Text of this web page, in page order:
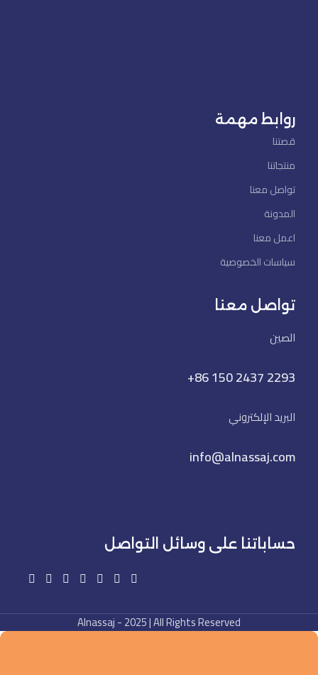
روابط مهمة
قصتنا
منتجاتنا
تواصل معنا
المدونة
اعمل معنا
سياسات الخصوصية
تواصل معنا
الصين
+86 150 2437 2293
البريد الإلكتروني
info@alnassaj.com
حساباتنا على وسائل التواصل
Alnassaj - 2025 | All Rights Reserved